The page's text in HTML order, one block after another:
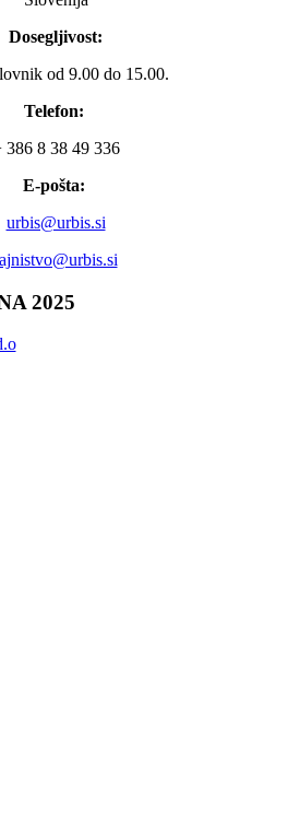
Dosegljivost:
od 9.00 do 15.00.
Telefon:
386 8 38 49 336
E-pošta:
urbis@urbis.si
2025